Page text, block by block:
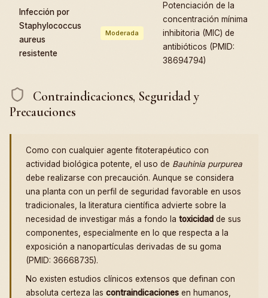
Infección por
Staphylococcus
aureus
resistente
Moderada
Potenciación de la
concentración mínima
inhibitoria (MIC) de
antibióticos (PMID:
38694794)
Contraindicaciones, Seguridad y
Precauciones
Como con cualquier agente fitoterapéutico con
actividad biológica potente, el uso de Bauhinia purpurea
debe realizarse con precaución. Aunque se considera
una planta con un perfil de seguridad favorable en usos
tradicionales, la literatura científica advierte sobre la
necesidad de investigar más a fondo la toxicidad de sus
componentes, especialmente en lo que respecta a la
exposición a nanopartículas derivadas de su goma
(PMID: 36668735).
No existen estudios clínicos extensos que definan con
absoluta certeza las contraindicaciones en humanos,